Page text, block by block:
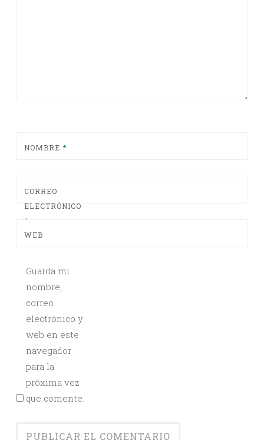
NOMBRE *
CORREO
ELECTRÓNICO
*
WEB
Guarda mi
nombre,
correo
electrónico y
web en este
navegador
para la
próxima vez
que comente.